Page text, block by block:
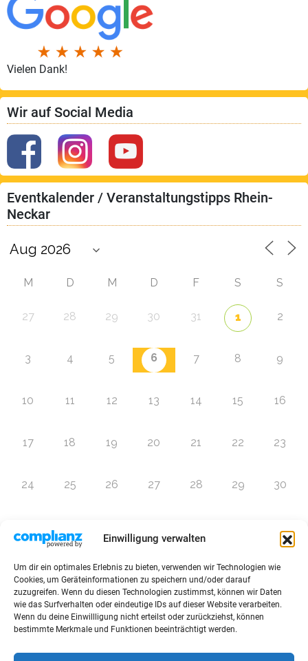
Einwilligung verwalten
Um dir ein optimales Erlebnis zu bieten, verwenden wir Technologien wie
Cookies, um Geräteinformationen zu speichern und/oder darauf
zuzugreifen. Wenn du diesen Technologien zustimmst, können wir Daten
wie das Surfverhalten oder eindeutige IDs auf dieser Website verarbeiten.
Wenn du deine Einwillligung nicht erteilst oder zurückziehst, können
bestimmte Merkmale und Funktionen beeinträchtigt werden.
Vielen Dank!
Wir auf Social Media
Eventkalender / Veranstaltungstipps Rhein-
Neckar
M D M D F S S
27 28 29 30 31 1 2
3 4 5 6 7 8 9
10 11 12 13 14 15 16
17 18 19 20 21 22 23
24 25 26 27 28 29 30
Zur Eventübersicht